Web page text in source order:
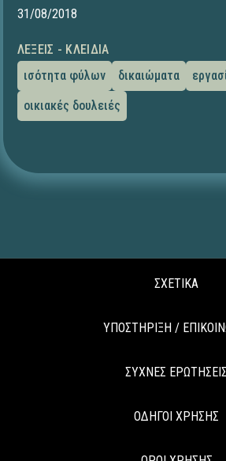
31/08/2018
ΛΈΞΕΙΣ - ΚΛΕΙΔΙΆ
ισότητα φύλων
δικαιώματα
οικιακές δουλειές
ΣΧΕΤΙΚΑ
ΥΠΟΣΤΗΡΙΞΗ /
ΣΥΧΝΕΣ ΕΡΩΤΗΣΕΙΣ
ΟΔΗΓΟΙ ΧΡΗΣΗΣ